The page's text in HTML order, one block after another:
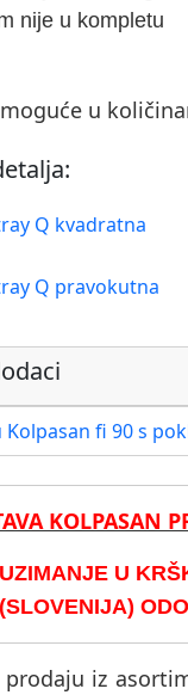
nije u kompletu
u
Q kvadratna
Q pravokutna
fi 90 s
KOLPASAN
U
(SLOVENIJA)
iz